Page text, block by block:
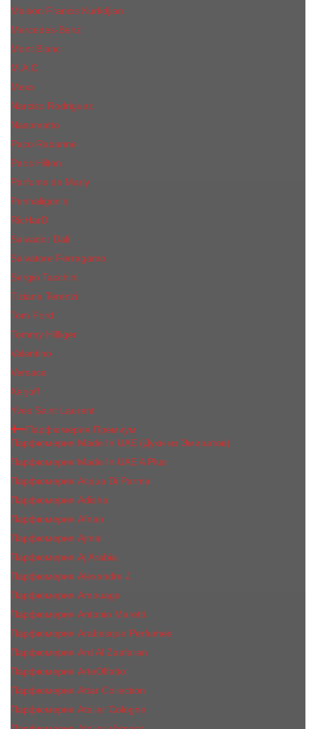
Maison Francis Kurkdjian
Mercedes-Benz
Mont Blanc
M.А.C.
Mexx
Narciso Rodriguez
Nasomatto
Paco Rabanne
Paris Hilton
Parfums de Marly
Penhaligon​'s
RicHarD
Salvador Dali
Salvatore Ferragamo
Sergio Tacchini
Tiziana Terenzi
Tom Ford
Tommy Hilfiger
Valentino
Versace
Xerjoff
Yves Saint Laurent
Парфюмерия Премиум
Парфюмерия Made In UAE (Духи из Эмиратов)
Парфюмерия Made In UAE A Plus
Парфюмерия Acqua Di Parma
Парфюмерия Adisha
Парфюмерия Afnan
Парфюмерия Ajmal
Парфюмерия Aj Arabia
Парфюмерия Alexandre J.
Парфюмерия Amouage
Парфюмерия Antonio Maretti
Парфюмерия Arabesque Perfumes
Парфюмерия Ard Al Zaafaran
Парфюмерия ArteOlfatto
Парфюмерия Attar Collection
Парфюмерия Atelier Cologne